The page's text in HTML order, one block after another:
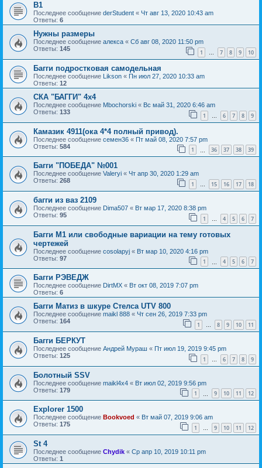
B1
Последнее сообщение derStudent « Чт авг 13, 2020 10:43 am
Ответы: 6
Нужны размеры
Последнее сообщение алекса « Сб авг 08, 2020 11:50 pm
Ответы: 145 1 … 7 8 9 10
Багги подростковая самодельная
Последнее сообщение Likson « Пн июл 27, 2020 10:33 am
Ответы: 12
СКА "БАГГИ" 4х4
Последнее сообщение Mbochorski « Вс май 31, 2020 6:46 am
Ответы: 133 1 … 6 7 8 9
Камазик 4911(ока 4*4 полный привод).
Последнее сообщение семен36 « Пт май 08, 2020 7:57 pm
Ответы: 584 1 36 37 38 39
Багги "ПОБЕДА" №001
Последнее сообщение Valeryi « Чт апр 30, 2020 1:29 am
Ответы: 268 1 … 15 16 17 18
багги из ваз 2109
Последнее сообщение Dima507 « Вт мар 17, 2020 8:38 pm
Ответы: 95 1 … 4 5 6 7
Багги М1 или свободные вариации на тему готовых
чертежей
Последнее сообщение cosolapyj « Вт мар 10, 2020 4:16 pm
Ответы: 97 1 4 5 6 7
Багги РЭВЕДЖ
Последнее сообщение DirtMX « Вт окт 08, 2019 7:07 pm
Ответы: 6
Багги Матиз в шкуре Стелса UTV 800
Последнее сообщение maikl 888 « Чт сен 26, 2019 7:33 pm
Ответы: 164 1 … 8 9 10 11
Багги БЕРКУТ
Последнее сообщение Андрей Мураш « Пт июл 19, 2019 9:45 pm
Ответы: 125 1 6 7 8 9
Болотный SSV
Последнее сообщение maikl4x4 « Вт июл 02, 2019 9:56 pm
Ответы: 179 1 9 10 11 12
Еxplorer 1500
Последнее сообщение Bookvoed « Вт май 07, 2019 9:06 am
Ответы: 175 1 … 9 10 11 12
St 4
Последнее сообщение Chydik « Ср апр 10, 2019 10:11 pm
Ответы: 1